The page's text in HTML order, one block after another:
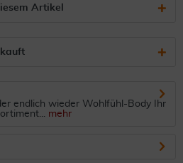
Artikel
endlich wieder Wohlfühl-Body Ihr
mehr